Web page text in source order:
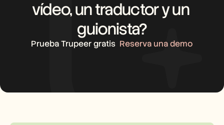
vídeo, un traductor y un
guionista?
Prueba Trupeer gratis Reserva una demo